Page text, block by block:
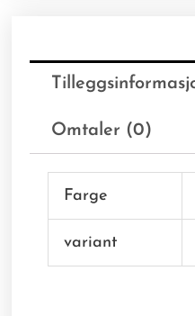
Omtaler (0)
Farge
variant